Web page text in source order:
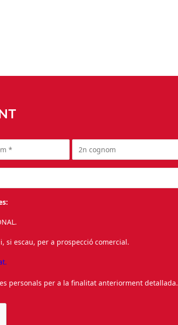
escau, per a prospecció comercial.
personals per a la finalitat anteriorment detallada.